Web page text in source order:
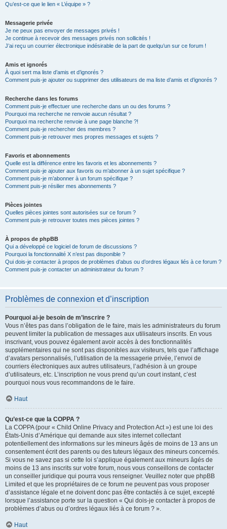
Qu’est-ce que le lien « L’équipe » ?
Messagerie privée
Je ne peux pas envoyer de messages privés !
Je continue à recevoir des messages privés non sollicités !
J’ai reçu un courrier électronique indésirable de la part de quelqu’un sur ce forum !
Amis et ignorés
À quoi sert ma liste d’amis et d’ignorés ?
Comment puis-je ajouter ou supprimer des utilisateurs de ma liste d’amis et d’ignorés ?
Recherche dans les forums
Comment puis-je effectuer une recherche dans un ou des forums ?
Pourquoi ma recherche ne renvoie aucun résultat ?
Pourquoi ma recherche renvoie à une page blanche ?!
Comment puis-je rechercher des membres ?
Comment puis-je retrouver mes propres messages et sujets ?
Favoris et abonnements
Quelle est la différence entre les favoris et les abonnements ?
Comment puis-je ajouter aux favoris ou m’abonner à un sujet spécifique ?
Comment puis-je m’abonner à un forum spécifique ?
Comment puis-je résilier mes abonnements ?
Pièces jointes
Quelles pièces jointes sont autorisées sur ce forum ?
Comment puis-je retrouver toutes mes pièces jointes ?
À propos de phpBB
Qui a développé ce logiciel de forum de discussions ?
Pourquoi la fonctionnalité X n’est pas disponible ?
Qui dois-je contacter à propos de problèmes d’abus ou d’ordres légaux liés à ce forum ?
Comment puis-je contacter un administrateur du forum ?
Problèmes de connexion et d’inscription
Pourquoi ai-je besoin de m’inscrire ?
Vous n’êtes pas dans l’obligation de le faire, mais les administrateurs du forum
peuvent limiter la publication de messages aux utilisateurs inscrits. En vous
inscrivant, vous pouvez également avoir accès à des fonctionnalités
supplémentaires qui ne sont pas disponibles aux visiteurs, tels que l’affichage
d’avatars personnalisés, l’utilisation de la messagerie privée, l’envoi de
courriers électroniques aux autres utilisateurs, l’adhésion à un groupe
d’utilisateurs, etc. L’inscription ne vous prend qu’un court instant, c’est
pourquoi nous vous recommandons de le faire.
Haut
Qu’est-ce que la COPPA ?
La COPPA (pour « Child Online Privacy and Protection Act ») est une loi des
États-Unis d’Amérique qui demande aux sites internet collectant
potentiellement des informations sur les mineurs âgés de moins de 13 ans un
consentement écrit des parents ou des tuteurs légaux des mineurs concernés.
Si vous ne savez pas si cette loi s’applique également aux mineurs âgés de
moins de 13 ans inscrits sur votre forum, nous vous conseillons de contacter
un conseiller juridique qui pourra vous renseigner. Veuillez noter que phpBB
Limited et que les propriétaires de ce forum ne peuvent pas vous proposer
d’assistance légale et ne doivent donc pas être contactés à ce sujet, excepté
lorsque l’assistance porte sur la question « Qui dois-je contacter à propos de
problèmes d’abus ou d’ordres légaux liés à ce forum ? ».
Haut